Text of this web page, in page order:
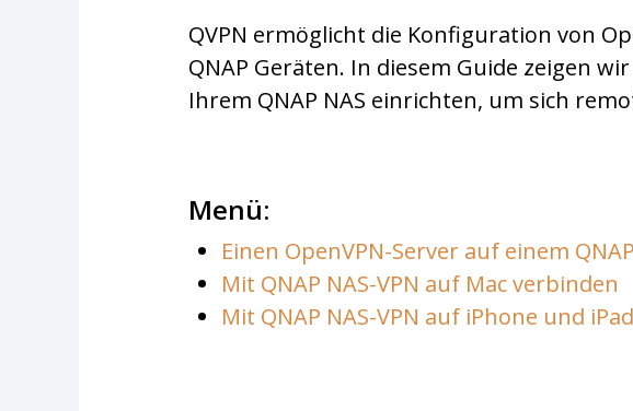
QVPN ermöglicht die Konfiguration von
QNAP Geräten. In diesem Guide zeigen
Ihrem QNAP NAS einrichten, um sich
Menü:
Einen OpenVPN-Server auf einem
Mit QNAP NAS-VPN auf Mac verbinden
Mit QNAP NAS-VPN auf iPhone und